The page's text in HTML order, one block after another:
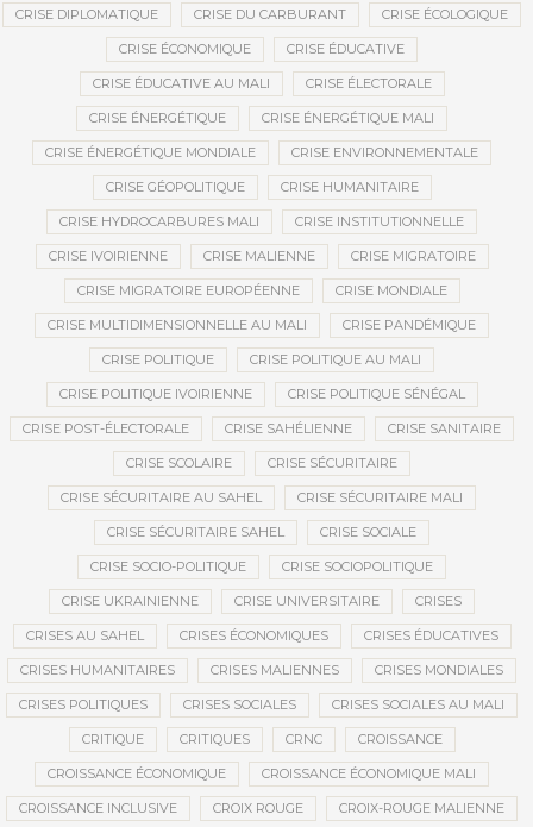
CRISE DIPLOMATIQUE CRISE DU CARBURANT CRISE ÉCOLOGIQUE
CRISE ÉCONOMIQUE CRISE ÉDUCATIVE
CRISE ÉDUCATIVE AU MALI CRISE ÉLECTORALE
CRISE ÉNERGÉTIQUE CRISE ÉNERGÉTIQUE MALI
CRISE ÉNERGÉTIQUE MONDIALE CRISE ENVIRONNEMENTALE
CRISE GÉOPOLITIQUE CRISE HUMANITAIRE
CRISE HYDROCARBURES MALI CRISE INSTITUTIONNELLE
CRISE IVOIRIENNE CRISE MALIENNE CRISE MIGRATOIRE
CRISE MIGRATOIRE EUROPÉENNE CRISE MONDIALE
CRISE MULTIDIMENSIONNELLE AU MALI CRISE PANDÉMIQUE
CRISE POLITIQUE CRISE POLITIQUE AU MALI
CRISE POLITIQUE IVOIRIENNE CRISE POLITIQUE SÉNÉGAL
CRISE POST-ÉLECTORALE CRISE SAHÉLIENNE CRISE SANITAIRE
CRISE SCOLAIRE CRISE SÉCURITAIRE
CRISE SÉCURITAIRE AU SAHEL CRISE SÉCURITAIRE MALI
CRISE SÉCURITAIRE SAHEL CRISE SOCIALE
CRISE SOCIO-POLITIQUE CRISE SOCIOPOLITIQUE
CRISE UKRAINIENNE CRISE UNIVERSITAIRE CRISES
CRISES AU SAHEL CRISES ÉCONOMIQUES CRISES ÉDUCATIVES
CRISES HUMANITAIRES CRISES MALIENNES CRISES MONDIALES
CRISES POLITIQUES CRISES SOCIALES CRISES SOCIALES AU MALI
CRITIQUE CRITIQUES CRNC CROISSANCE
CROISSANCE ÉCONOMIQUE CROISSANCE ÉCONOMIQUE MALI
CROISSANCE INCLUSIVE CROIX ROUGE CROIX-ROUGE MALIENNE